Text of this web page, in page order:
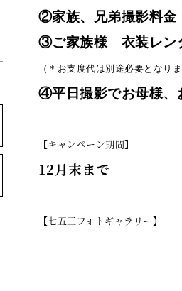
②家族、兄弟撮影料金
③ご家族様 衣装レン
（＊お支度代は別途必要となりま
④平日撮影でお母様、
【キャンペーン期間】
12月末まで
【七五三フォトギャラリー】